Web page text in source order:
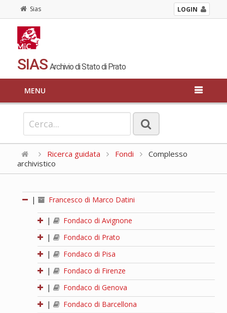
Sias LOGIN
SIAS Archivio di Stato di Prato
MENU
Ricerca guidata Fondi
Complesso
archivistico
| Francesco di Marco Datini
|
Fondaco di Avignone
|
Fondaco di Prato
|
Fondaco di Pisa
|
Fondaco di Firenze
|
Fondaco di Genova
|
Fondaco di Barcellona